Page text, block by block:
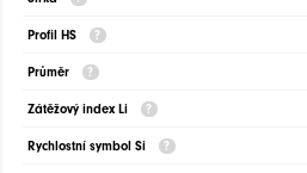
Profil HS
Průměr
Zátěžový index Li
Rychlostní symbol Si